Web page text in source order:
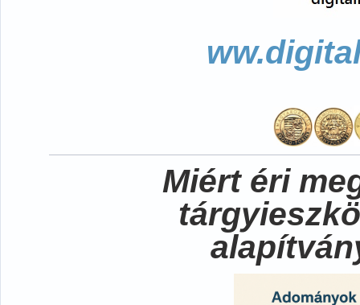
Miért éri